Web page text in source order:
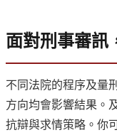
面對刑事審訊
不同法院的程序及量
方向均會影響結果。
抗辯與求情策略。你